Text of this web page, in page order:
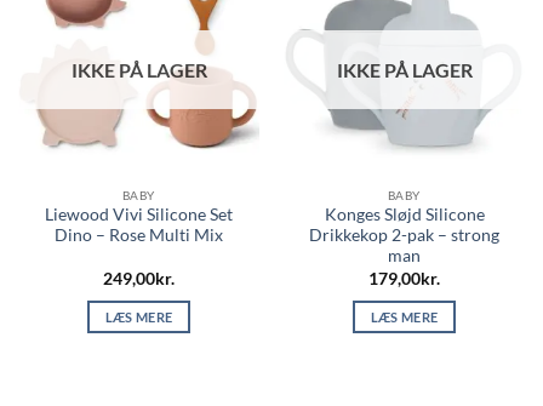
IKKE PÅ LAGER
BABY
Liewood Vivi Silicone Set
Dino – Rose Multi Mix
249,00kr.
LÆS MERE
IKKE PÅ LAGER
BABY
Konges Sløjd Silicone
Drikkekop 2-pak – strong
man
179,00kr.
LÆS MERE